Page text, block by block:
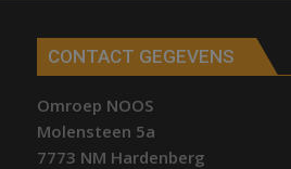
CONTACT GEGEVENS
Omroep NOOS
Molensteen 5a
7773 NM Hardenberg